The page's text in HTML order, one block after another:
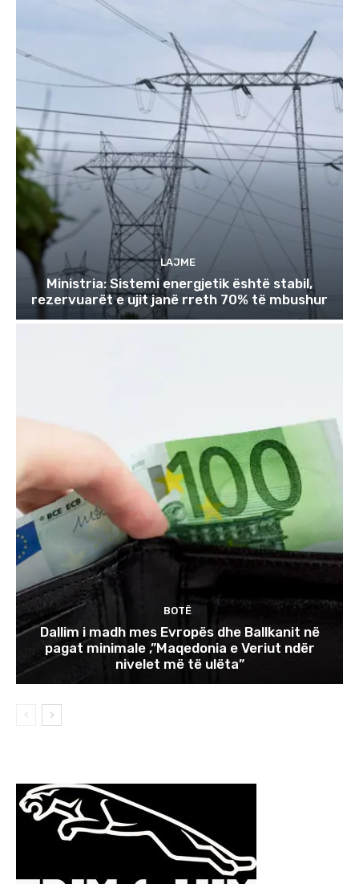
LAJME
Ministria: Sistemi energjetik është stabil,
rezervuarët e ujit janë rreth 70% të mbushur
BOTË
Dallim i madh mes Evropës dhe Ballkanit në
pagat minimale ,”Maqedonia e Veriut ndër
nivelet më të ulëta”